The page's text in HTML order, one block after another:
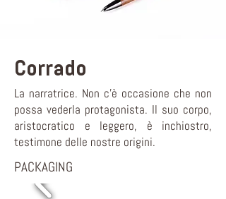
Corrado
La narratrice. Non c’è occasione che non
possa vederla protagonista. Il suo corpo,
aristocratico e leggero, è inchiostro,
testimone delle nostre origini.
PACKAGING